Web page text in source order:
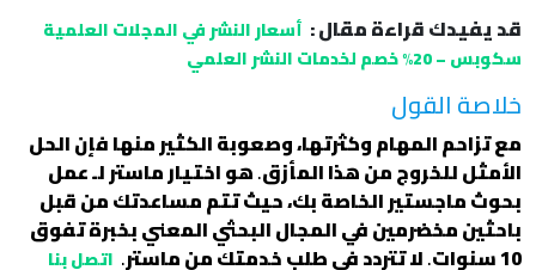
قد يفيدك قراءة مقال : أسعار النشر في المجلات العلمية
سكوبس – 20% خصم لخدمات النشر العلمي
خلاصة القول
مع تزاحم المهام وكثرتها، وصعوبة الكثير منها فإن الحل
الأمثل للخروج من هذا المأزق.هو اختيار ماستر لـ عمل
بحوث ماجستير الخاصة بك، حيث تتم مساعدتك من قبل
باحثين مخضرمين في المجال البحثي المعني بخبرة تفوق
10 سنوات
.لا تتردد في طلب خدمتك من ماستر. اتصل بنا